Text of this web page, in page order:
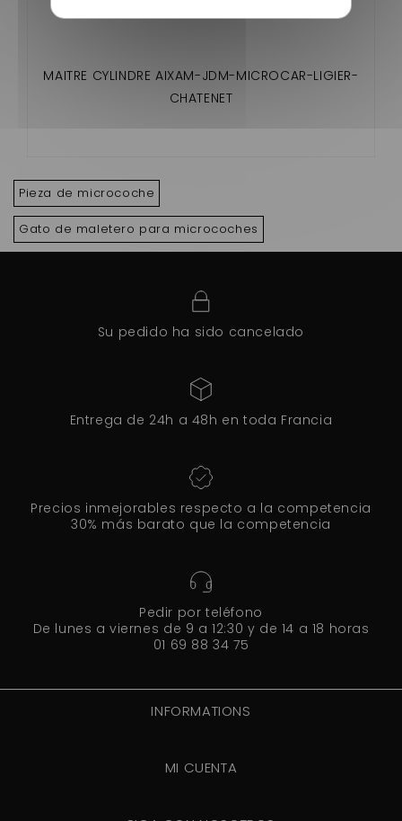
MAITRE CYLINDRE AIXAM-JDM-MICROCAR-LIGIER-
CHATENET
Pieza de microcoche
Gato de maletero para microcoches
Su pedido ha sido cancelado
Entrega de 24h a 48h en toda Francia
Precios inmejorables respecto a la competencia
30% más barato que la competencia
Pedir por teléfono
De lunes a viernes de 9 a 12:30 y de 14 a 18 horas
01 69 88 34 75
INFORMATIONS
MI CUENTA